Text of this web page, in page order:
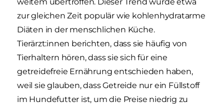
zur gleichen Zeit populär wie kohlenhydratarme
Diäten in der menschlichen Küche.
Tierärzt:innen berichten, dass sie häufig von
Tierhaltern hören, dass sie sich für eine
getreidefreie Ernährung entschieden haben,
weil sie glauben, dass Getreide nur ein Füllstoff
im Hundefutter ist, um die Preise niedrig zu